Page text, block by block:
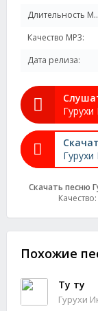
Качество MP3:
Дата релиза:
Скачать песню
Похожие
Ту ту
Гурухи